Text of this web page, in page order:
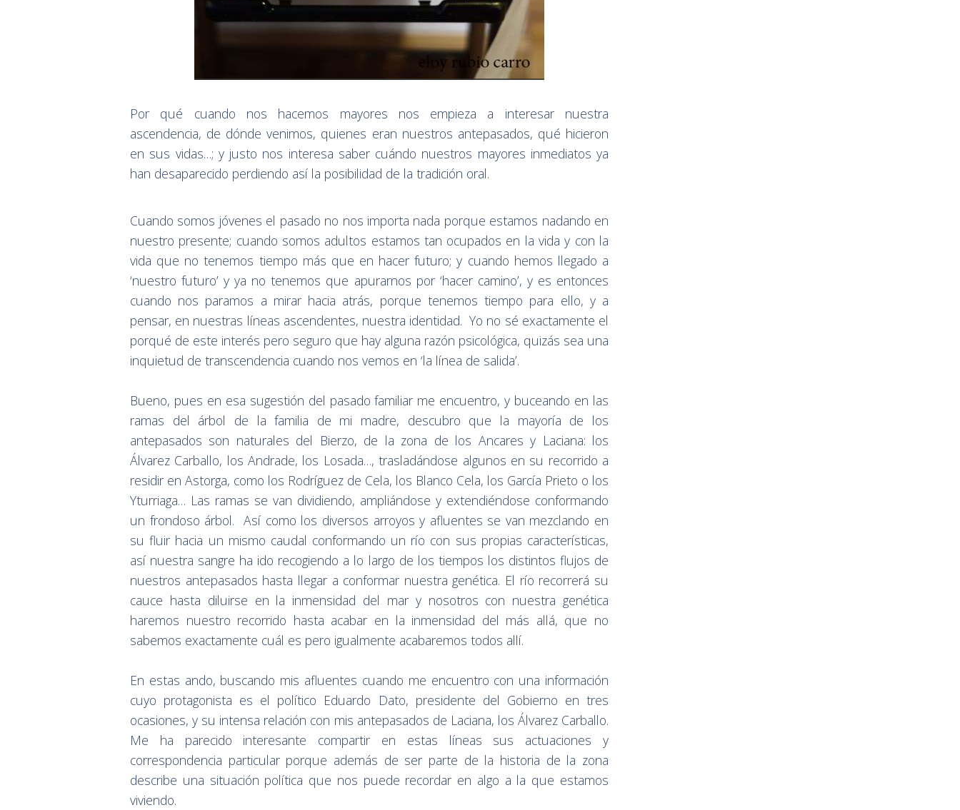
Por qué cuando nos hacemos mayores nos empieza a interesar nuestra
ascendencia, de dónde venimos, quienes eran nuestros antepasados, qué hicieron
en sus vidas…; y justo nos interesa saber cuándo nuestros mayores inmediatos ya
han desaparecido perdiendo así la posibilidad de la tradición oral.
Cuando somos jóvenes el pasado no nos importa nada porque estamos nadando en
nuestro presente; cuando somos adultos estamos tan ocupados en la vida y con la
vida que no tenemos tiempo más que en hacer futuro; y cuando hemos llegado a
‘nuestro futuro’ y ya no tenemos que apurarnos por ‘hacer camino’, y es entonces
cuando nos paramos a mirar hacia atrás, porque tenemos tiempo para ello, y a
pensar, en nuestras líneas ascendentes, nuestra identidad. Yo no sé exactamente el
porqué de este interés pero seguro que hay alguna razón psicológica, quizás sea una
inquietud de transcendencia cuando nos vemos en ‘la línea de salida’.
Bueno, pues en esa sugestión del pasado familiar me encuentro, y buceando en las
ramas del árbol de la familia de mi madre, descubro que la mayoría de los
antepasados son naturales del Bierzo, de la zona de los Ancares y Laciana: los
Álvarez Carballo, los Andrade, los Losada…, trasladándose algunos en su recorrido a
residir en Astorga, como los Rodríguez de Cela, los Blanco Cela, los García Prieto o los
Yturriaga… Las ramas se van dividiendo, ampliándose y extendiéndose conformando
un frondoso árbol. Así como los diversos arroyos y afluentes se van mezclando en
su fluir hacia un mismo caudal conformando un río con sus propias características,
así nuestra sangre ha ido recogiendo a lo largo de los tiempos los distintos flujos de
nuestros antepasados hasta llegar a conformar nuestra genética. El río recorrerá su
cauce hasta diluirse en la inmensidad del mar y nosotros con nuestra genética
haremos nuestro recorrido hasta acabar en la inmensidad del más allá, que no
sabemos exactamente cuál es pero igualmente acabaremos todos allí.
En estas ando, buscando mis afluentes cuando me encuentro con una información
cuyo protagonista es el político Eduardo Dato, presidente del Gobierno en tres
ocasiones, y su intensa relación con mis antepasados de Laciana, los Álvarez Carballo.
Me ha parecido interesante compartir en estas líneas sus actuaciones y
correspondencia particular porque además de ser parte de la historia de la zona
describe una situación política que nos puede recordar en algo a la que estamos
viviendo.